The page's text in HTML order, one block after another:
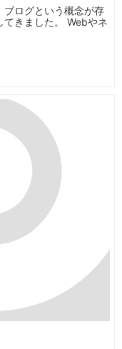
ブログという概念が存
きました。 Webやネ